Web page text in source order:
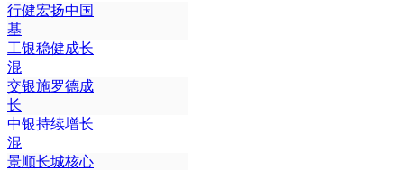
行健宏扬中国
基
工银稳健成长
混
交银施罗德成
长
中银持续增长
混
景顺长城核心